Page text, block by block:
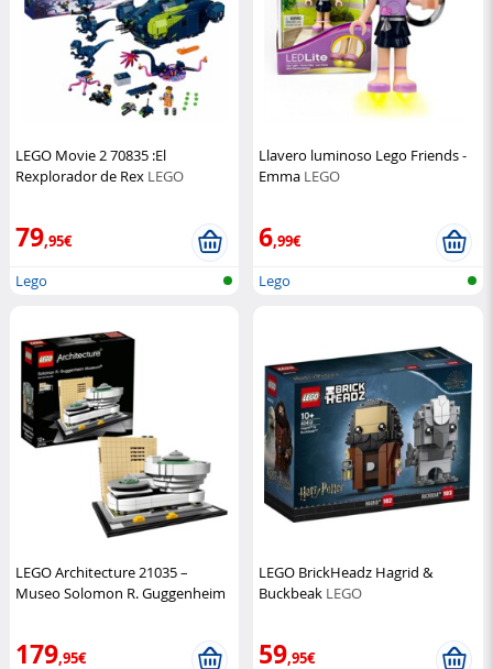
LEGO Movie 2 70835 :El
Rexplorador de Rex LEGO
79,95€
Lego
Llavero luminoso Lego Friends -
Emma LEGO
6,99€
Lego
LEGO Architecture 21035 –
Museo Solomon R. Guggenheim
179,95€
LEGO BrickHeadz Hagrid &
Buckbeak LEGO
59,95€